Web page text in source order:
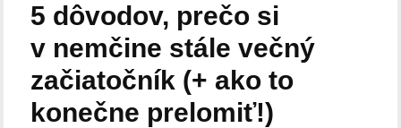
5 dôvodov, prečo si
v nemčine stále večný
začiatočník (+ ako to
konečne prelomiť!)